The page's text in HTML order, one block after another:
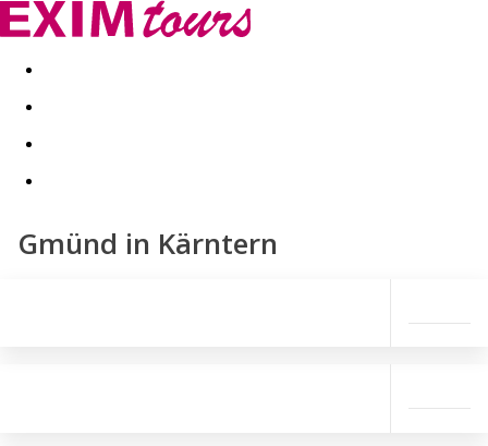
Akční nabídky Last minute
Gmünd in Kärntern